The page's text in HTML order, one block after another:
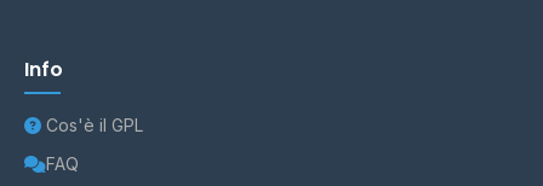
Info
Cos'è il GPL
FAQ